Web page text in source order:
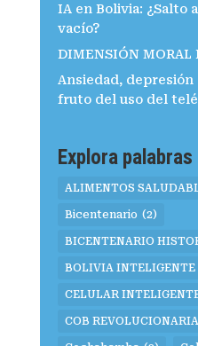
IA en Bolivia: ¿Salto
vacío?
DIMENSIÓN MORAL
Ansiedad,
fruto del uso del
Explora
ALIMENTOS
Bicentenario (2)
BICENTENARIO
BOLIVIA INTELIGENTE
CELULAR
COB REVOLUCIONARIA